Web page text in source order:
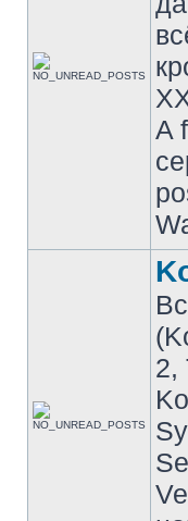
A
2,